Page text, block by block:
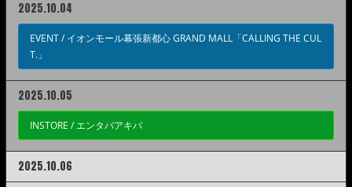
2025.10.04
EVENT /イオンモール幕張新都心 GRAND MALL「CALLING THE CUL
T.」
2025.10.05
INSTORE /エンタバアキバ
2025.10.06